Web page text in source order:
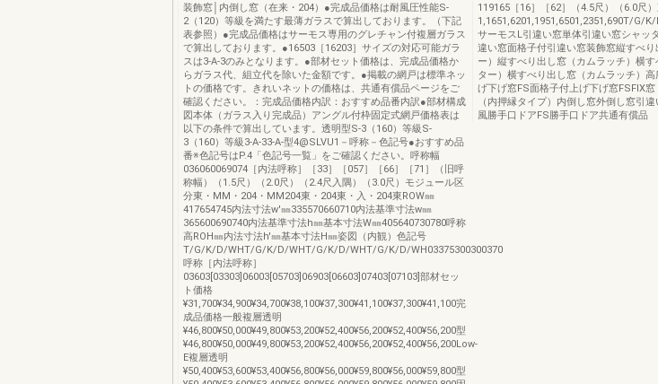
装飾窓│内倒し窓（在来・204）●完成品価格は耐風圧性能S-
2（120）等級を満たす最薄ガラスで算出しております。（下記
表参照）●完成品価格はサーモス専用のグレチャン付複層ガラス
で算出しております。●16503［16203］サイズの対応可能ガラ
スは3-A-3のみとなります。●部材セット価格は、完成品価格か
らガラス代、組立代を除いた金額です。●掲載の網戸は標準ネッ
トの価格です。きれいネットの価格は、共通有償品ページをご
確認ください。：完成品価格内訳：おすすめ品番内訳●部材構成
図本体（ガラス入り完成品）アングル付枠固定式網戸価格表は
以下の条件で算出しています。透明型S-3（160）等級S-
3（160）等級3-A-33-A-型4@SLVU1－呼称－色記号●おすすめ品
番※色記号はP.4「色記号一覧」をご確認ください。呼称幅
036060069074［内法呼称］［33］［057］［66］［71］（旧呼
称幅）（1.5尺）（2.0尺）（2.4尺入隅）（3.0尺）モジュール区
分東・MM・204・MM204東・204東・入・204東ROW㎜
417654745内法寸法w'㎜335570660710内法基準寸法w㎜
365600690740内法基準寸法h㎜基本寸法W㎜405640730780呼称
高ROH㎜内法寸法h'㎜基本寸法H㎜姿図（内観）色記号
T/G/K/D/WHT/G/K/D/WHT/G/K/D/WHT/G/K/D/WH03375300300370
呼称［内法呼称］
03603[03303]06003[05703]06903[06603]07403[07103]部材セッ
ト価格
¥31,700¥34,900¥34,700¥38,100¥37,300¥41,100¥37,300¥41,100完
成品価格一般複層透明
¥46,800¥50,000¥49,800¥53,200¥52,400¥56,200¥52,400¥56,200型
¥46,800¥50,000¥49,800¥53,200¥52,400¥56,200¥52,400¥56,200Low-
E複層透明
¥50,400¥53,600¥53,400¥56,800¥56,000¥59,800¥56,000¥59,800型
119165［16］［62］（4.5尺）（6.0尺
1,1651,6201,1951,6501,2351,690T/G/K/
サーモスL引違い窓単体引違い窓シャッ
違い窓面格子付引違い窓装飾窓縦すべり
ー）縦すべり出し窓（カムラッチ）横
ター）横すべり出し窓（カムラッチ）
げ下げ窓FS面格子付上げ下げ窓FSFIX
（内押縁タイプ）内倒し窓外倒し窓引
風勝手口ドアFS勝手口ドア共通有償品